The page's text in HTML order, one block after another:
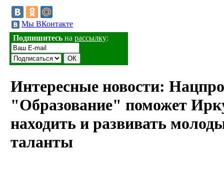
Мы ВКонтакте
Подпишитесь на рассылку:
Интересные новости:
"Образование" поможет
находить и развивать
таланты